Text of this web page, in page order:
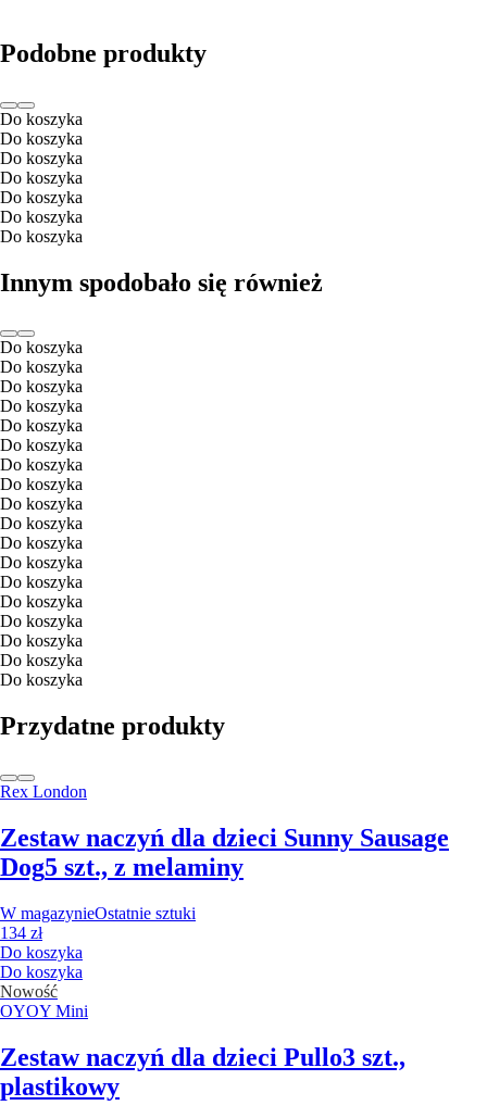
Podobne produkty
Do koszyka
Do koszyka
Do koszyka
Do koszyka
Do koszyka
Do koszyka
Do koszyka
Innym spodobało się również
Do koszyka
Do koszyka
Do koszyka
Do koszyka
Do koszyka
Do koszyka
Do koszyka
Do koszyka
Do koszyka
Do koszyka
Do koszyka
Do koszyka
Do koszyka
Do koszyka
Do koszyka
Do koszyka
Do koszyka
Do koszyka
Przydatne produkty
Rex London
Zestaw naczyń dla dzieci Sunny Sausage
Dog5 szt., z melaminy
W magazynieOstatnie sztuki
134 zł
Do koszyka
Do koszyka
Nowość
OYOY Mini
Zestaw naczyń dla dzieci Pullo3 szt.,
plastikowy